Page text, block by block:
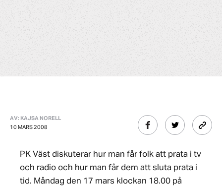
AV: KAJSA NORELL
10 MARS 2008
PK Väst diskuterar hur man får folk att prata i tv
och radio och hur man får dem att sluta prata i
tid. Måndag den 17 mars klockan 18.00 på